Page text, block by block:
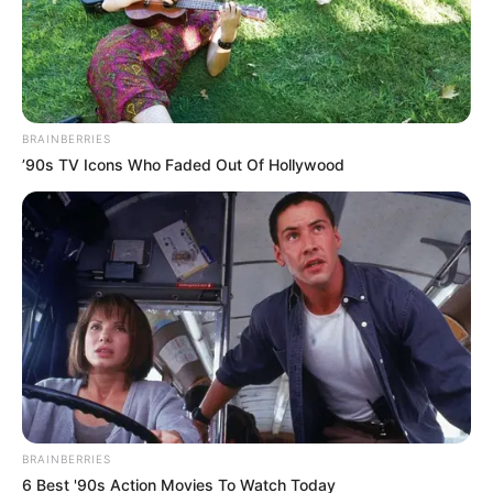
સુંદરતાનું મૂલ્યાંકન કરવું સરળ નથી. પહેલો પ્રશ્ન એ છે
કે મહિલાઓની સુંદરતા કેવી રીતે માપવી?
BRAINBERRIES
’90s TV Icons Who Faded Out Of Hollywood
BRAINBERRIES
6 Best '90s Action Movies To Watch Today